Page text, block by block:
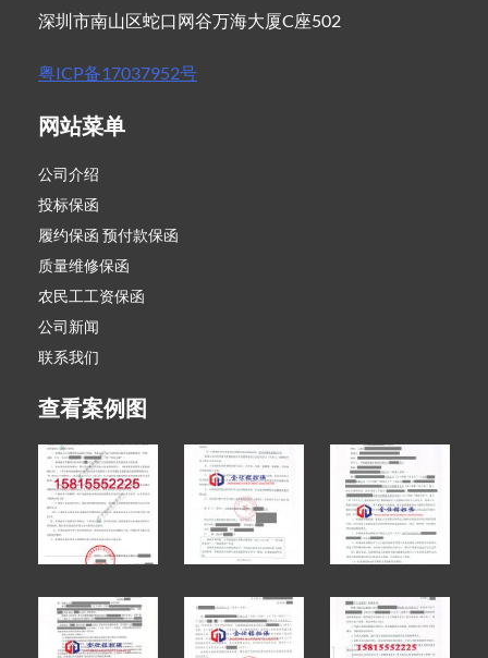
深圳市南山区蛇口网谷万海大厦C座502
粤ICP备17037952号
网站菜单
公司介绍
投标保函
履约保函 预付款保函
质量维修保函
农民工工资保函
公司新闻
联系我们
查看案例图